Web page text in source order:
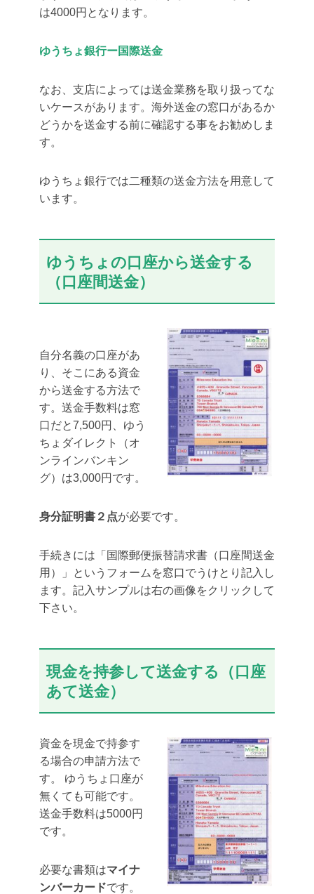
は4000円となります。
ゆうちょ銀行ー国際送金
なお、支店によっては送金業務を取り扱ってな
いケースがあります。海外送金の窓口があるか
どうかを送金する前に確認する事をお勧めしま
す。
ゆうちょ銀行では二種類の送金方法を用意して
います。
ゆうちょの口座から送金する
（口座間送金）
自分名義の口座があ
り、そこにある資金
から送金する方法で
す。送金手数料は窓
口だと7,500円、ゆう
ちょダイレクト（オ
ンラインバンキン
グ）は3,000円です。
身分証明書２点が必要です。
手続きには「国際郵便振替請求書 （口座間送金
用）
」というフォームを窓口でうけとり記入し
ます。記入サンプルは右の画像をクリックして
下さい。
現金を持参して送金する（口座
あて送金）
資金を現金で持参す
る場合の申請方法で
す。 ゆうちょ口座が
無くても可能です。
送金手数料は5000円
です。
必要な書類はマイナ
ンバーカードです。